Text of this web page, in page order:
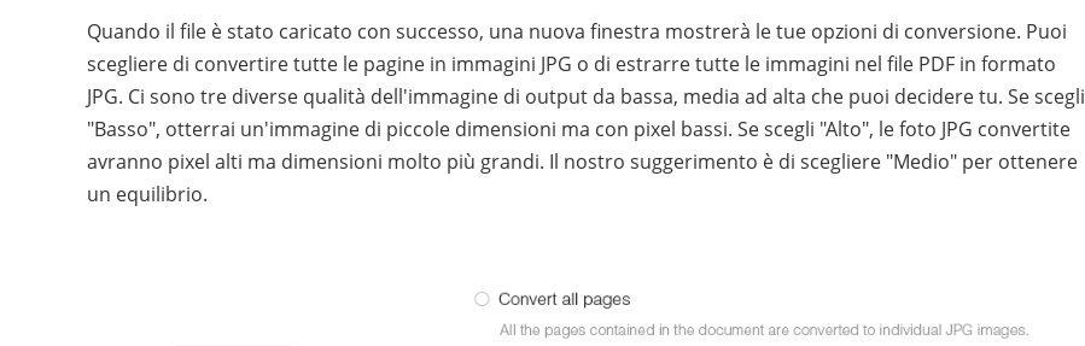
Quando il file è stato caricato con successo, una nuova finestra mostrerà le tue opzioni di conversione. Puoi
scegliere di convertire tutte le pagine in immagini JPG o di estrarre tutte le immagini nel file PDF in formato
JPG. Ci sono tre diverse qualità dell'immagine di output da bassa, media ad alta che puoi decidere tu. Se scegli
"Basso", otterrai un'immagine di piccole dimensioni ma con pixel bassi. Se scegli "Alto", le foto JPG convertite
avranno pixel alti ma dimensioni molto più grandi. Il nostro suggerimento è di scegliere "Medio" per ottenere
un equilibrio.